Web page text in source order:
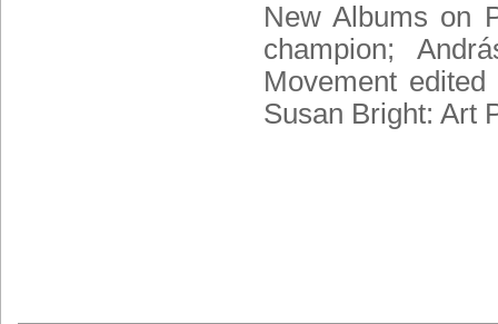
New Albums on
champion;
Movement
Susan Bright: Art